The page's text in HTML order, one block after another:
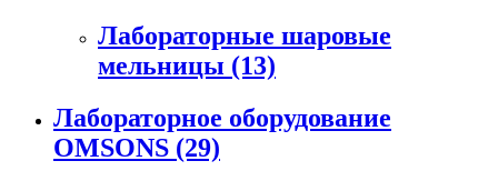
Лабораторные шаровые
мельницы (13)
Лабораторное оборудование
OMSONS (29)